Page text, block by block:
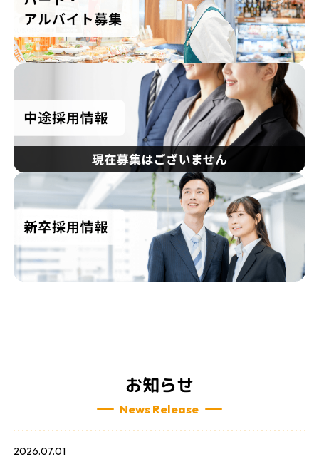
お知らせ
News Release
2026.07.01